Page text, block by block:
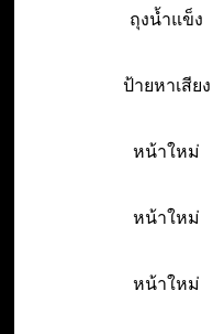
ถุงน้ำแข็ง
ป้ายหาเสียง
หน้าใหม่
หน้าใหม่
หน้าใหม่